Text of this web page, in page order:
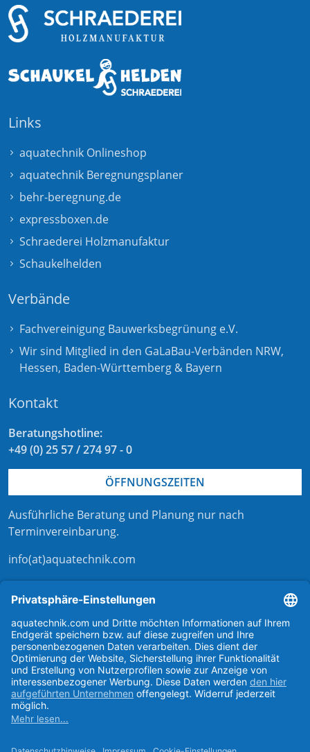
Links
aquatechnik Onlineshop
aquatechnik Beregnungsplaner
behr-beregnung.de
expressboxen.de
Schraederei Holzmanufaktur
Schaukelhelden
Verbände
Fachvereinigung Bauwerksbegrünung e.V.
Wir sind Mitglied in den GaLaBau-Verbänden NRW,
Hessen, Baden-Württemberg & Bayern
Kontakt
Beratungshotline:
+49 (0) 25 57 / 274 97 - 0
ÖFFNUNGSZEITEN
Ausführliche Beratung und Planung nur nach
Terminvereinbarung.
info(at)aquatechnik.com
externer Link zu aqua-technik-shop.de
Kontakt zu aquatechnik
Support bei aquatechnik
aquatechnik bei instagram
aquatechnik bei facebook
aquatechnik auf youtube
aquatechnik bei linkedIn